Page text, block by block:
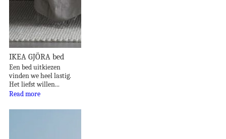
IKEA GJÖRA bed
Een bed uitkiezen
vinden we heel lastig.
Het liefst willen...
Read more